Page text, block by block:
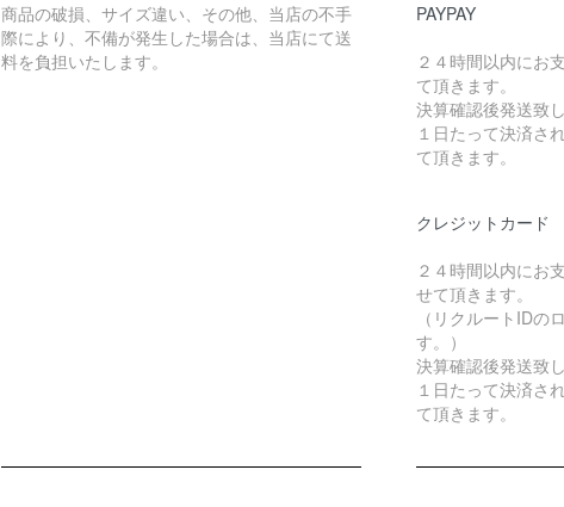
商品の破損、サイズ違い、その他、当店の不手
際により、不備が発生した場合は、当店にて送
料を負担いたします。
PAYPAY
２４時間以内にお
て頂きます。
決算確認後発送致し
１日たって決済さ
て頂きます。
クレジットカード
２４時間以内にお
せて頂きます。
（リクルートIDの
す。）
決算確認後発送致し
１日たって決済さ
て頂きます。